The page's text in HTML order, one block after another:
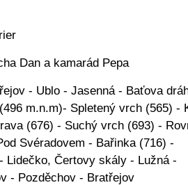
Dan a kamarád Pepa
- Ublo - Jasenná - Baťova
m.n.m)- Spletený vrch (565) -
(676) - Suchý vrch (693) -
Svéradovem - Bařinka (716) -
Lidečko, Čertovy skály - Lužná -
- Pozděchov - Bratřejov